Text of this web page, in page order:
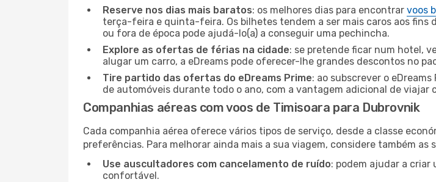
Reserve nos dias mais baratos: os melhores dias para encontrar voos
terça-feira e quinta-feira. Os bilhetes tendem a ser mais caros aos fins
ou fora de época pode ajudá-lo(a) a conseguir uma pechincha.
Explore as ofertas de férias na cidade: se pretende ficar num hotel,
alugar um carro, a eDreams pode oferecer-lhe grandes descontos no
Tire partido das ofertas do eDreams Prime: ao subscrever o
de automóveis durante todo o ano, com a vantagem adicional de viajar
Companhias aéreas com voos de Timisoara para Dubrovnik
Cada companhia aérea oferece vários tipos de serviço, desde a classe
preferências. Para melhorar ainda mais a sua viagem, considere também as
Use auscultadores com cancelamento de ruído: podem ajudar a criar
confortável.